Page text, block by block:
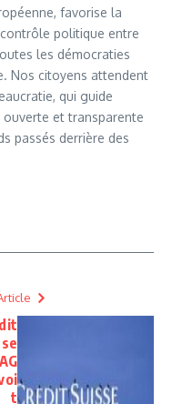
favorise la
politique entre
les démocraties
Nos citoyens attendent
qui guide
ouverte et transparente
passés derrière des
AG
t